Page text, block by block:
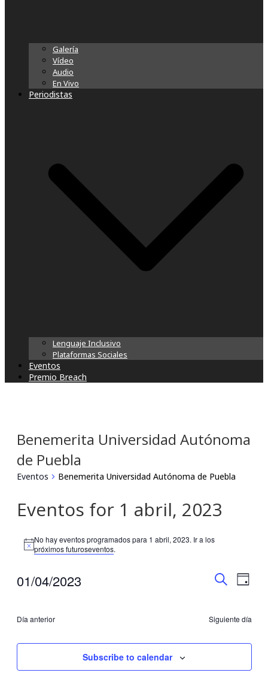
Galería
Vídeo
Audio
En Vivo
Periodistas
Lenguaje Inclusivo
Plataformas Sociales
Eventos
Premio Breach
Benemerita Universidad Autónoma
de Puebla
Eventos Benemerita Universidad Autónoma de Puebla
Eventos for 1 abril, 2023
Notice
No hay eventos programados para 1 abril, 2023. Ir a los
próximos futuroseventos.
de
Día
01/04/2023
Día anterior Siguiente día
Subscribe to calendar